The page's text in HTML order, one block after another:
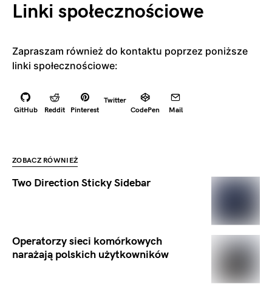
Linki społecznościowe
Zapraszam również do kontaktu poprzez poniższe
linki społecznościowe:
GitHub Reddit Pinterest
Twitter
CodePen
Mail
ZOBACZ RÓWNIEŻ
Two Direction Sticky Sidebar
Operatorzy sieci komórkowych
narażają polskich użytkowników